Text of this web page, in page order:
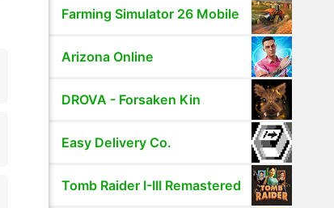
Farming Simulator 26 Mobile
Arizona Online
DROVA - Forsaken Kin
Easy Delivery Co.
Tomb Raider I-III Remastered